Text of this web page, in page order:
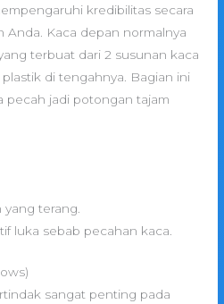
kredibilitas secara
Anda. Kaca depan normalnya
terbuat dari 2 susunan kaca
di tengahnya. Bagian ini
pecah jadi potongan tajam
terang.
luka sebab pecahan kaca.
sangat penting pada